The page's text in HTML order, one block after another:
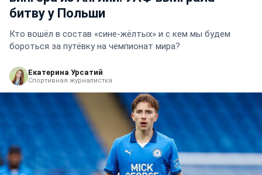
битву у Польши
Кто вошёл в состав «сине-жёлтых» и с кем мы будем
бороться за путёвку на чемпионат мира?
Екатерина Урсатий
Спортивная журналистка